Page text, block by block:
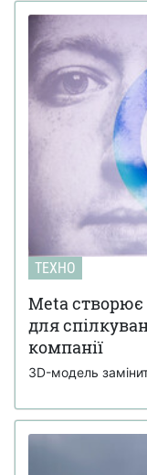
ТЕХНО
Meta
для
компанії
3D-модель